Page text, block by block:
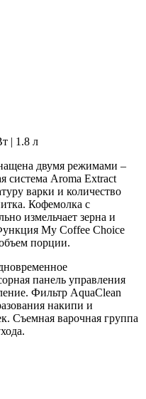
| 1.8 л
двумя режимами –
система Aroma Extract
варки и количество
Кофемолка с
измельчает зерна и
My Coffee Choice
порции.
панель управления
Фильтр AquaClean
накипи и
Съемная варочная группа